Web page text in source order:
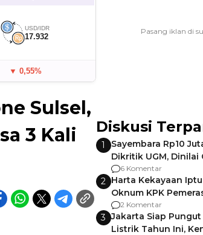
USD/IDR
17.932
▼ 0,55%
Sulsel,
3 Kali
Diskusi
1
Sayembara Rp10
Dikritik UGM, Dinilai
Gagalnya Negara
6 Komentar
2 Harta Kekayaan
Oknum KPK
Pemalang
2 Komentar
3 Jakarta Siap
Listrik Tahun Ini,